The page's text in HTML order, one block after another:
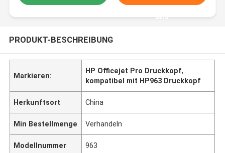
uns
PRODUKT-BESCHREIBUNG
Markieren:
HP Officejet Pro Druckkopf,
kompatibel mit HP963 Druckkopf
Herkunftsort China
Min Bestellmenge Verhandeln
Modellnummer 963